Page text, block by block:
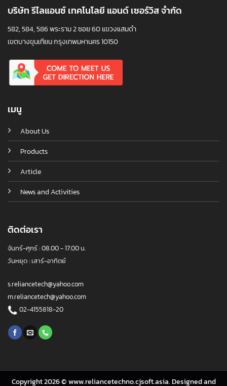
เมนู
About Us
Products
Article
News and Activities
ติดต่อเรา
จันทร์-ศุกร์ : 08.00 - 17.00 น.
วันหยุด : เสาร์-อาทิตย์
s.reliancetech@yahoo.com
m.reliancetech@yahoo.com
02-4155818-20
บริษัท รีไลแอนซ์ เทคโนโลยี แอนด์ เซอร์วิส จำกัด
582, 584, 586 พระราม 2 ซอย 60 แขวงแสมดำ
เขตบางขุนเทียน กรุงเทพมหานคร 10150
Copyright 2026 © www.reliancetechno.cjsoft.asia. Designed and